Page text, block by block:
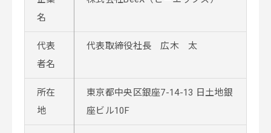
名
代表
者名
代表取締役社長 広木 太
所在
地
東京都中央区銀座7-14-13 日土地銀
座ビル10F